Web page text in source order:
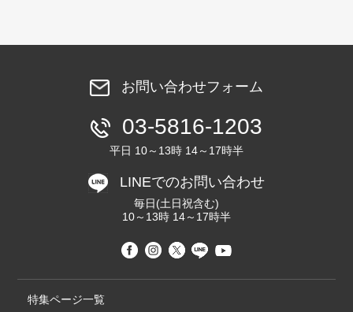
お問い合わせフォーム
03-5816-1203
平日 10～13時 14～17時半
LINEでのお問い合わせ
毎日(土日祝含む)
10～13時 14～17時半
特集ページ一覧